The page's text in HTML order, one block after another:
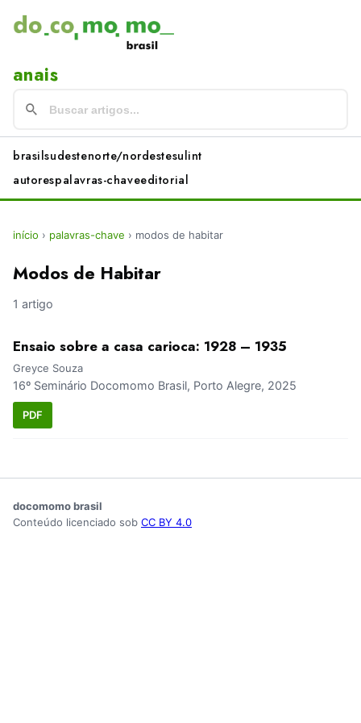
anais
brasilsudestenorte/nordestesulint
autorespalavras-chaveeditorial
início › palavras-chave › modos de habitar
Modos de Habitar
1 artigo
Ensaio sobre a casa carioca: 1928 – 1935
Greyce Souza
16º Seminário Docomomo Brasil, Porto Alegre, 2025
PDF
docomomo brasil
Conteúdo licenciado sob CC BY 4.0